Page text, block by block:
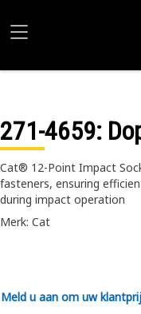
271-4659:
Cat® 12-Point Impact
fasteners, ensuring
during impact operation
Merk: Cat
Meld u aan om uw